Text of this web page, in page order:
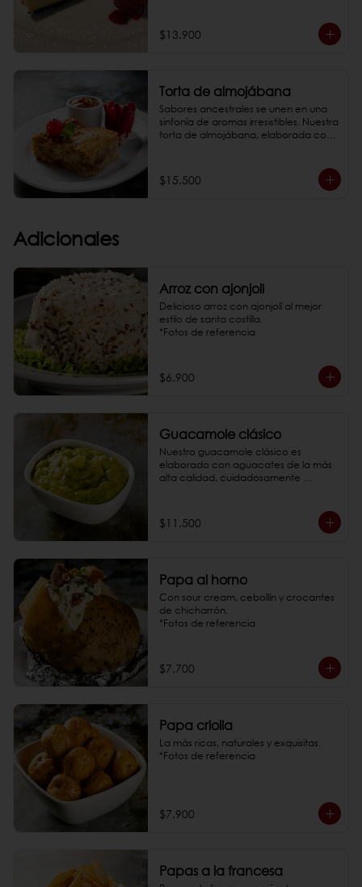
sobre una base crujiente de galletas
oreo.
$13.900
Torta de almojábana
Sabores ancestrales se unen en una
sinfonía de aromas irresistibles. Nuestra
torta de almojábana, elaborada con
bocadillo.
*Fotos de referencia
$15.500
Adicionales
Arroz con ajonjolí
Delicioso arroz con ajonjolí al mejor
estilo de santa costilla.
*Fotos de referencia
$6.900
Guacamole clásico
Nuestro guacamole clásico es
elaborado con aguacates de la más
alta calidad, cuidadosamente
*Fotos de referencia
$11.500
Papa al horno
Con sour cream, cebollín y crocantes
de chicharrón.
*Fotos de referencia
$7.700
Papa criolla
La más ricas, naturales y exquisitas.
*Fotos de referencia
$7.900
Papas a la francesa